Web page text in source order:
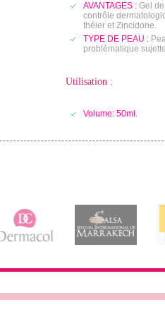
AVANTAGES : Gel
contrôle
théier et Zincidone.
TYPE DE PEAU :
problématique
Utilisation :
Volume: 50ml.